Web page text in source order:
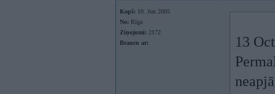
Kopš: 10. Jun 2005
No: Rīga
Ziņojumi: 2172
Braucu ar:
13